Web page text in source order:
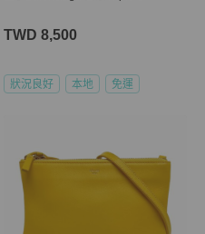
TWD 8,500
狀況良好 本地 免運